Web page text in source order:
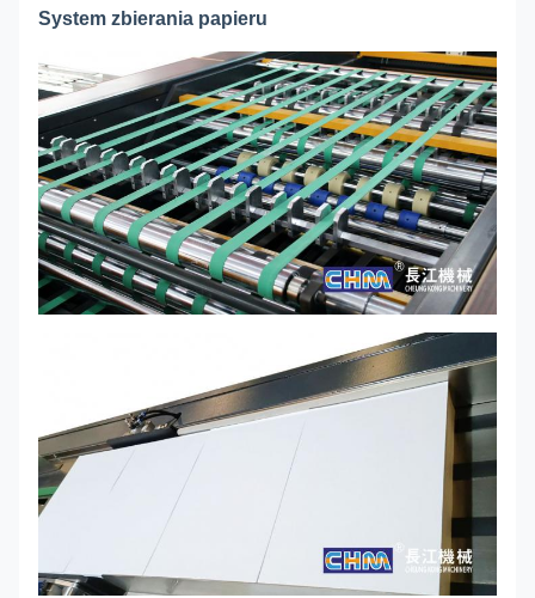
System zbierania papieru